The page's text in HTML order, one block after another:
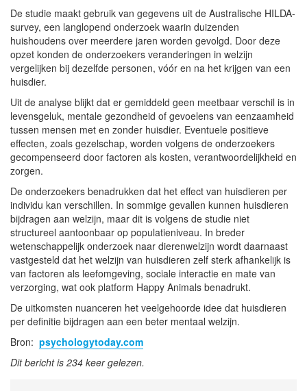
De studie maakt gebruik van gegevens uit de Australische HILDA-
survey, een langlopend onderzoek waarin duizenden
huishoudens over meerdere jaren worden gevolgd. Door deze
opzet konden de onderzoekers veranderingen in welzijn
vergelijken bij dezelfde personen, vóór en na het krijgen van een
huisdier.
Uit de analyse blijkt dat er gemiddeld geen meetbaar verschil is in
levensgeluk, mentale gezondheid of gevoelens van eenzaamheid
tussen mensen met en zonder huisdier. Eventuele positieve
effecten, zoals gezelschap, worden volgens de onderzoekers
gecompenseerd door factoren als kosten, verantwoordelijkheid en
zorgen.
De onderzoekers benadrukken dat het effect van huisdieren per
individu kan verschillen. In sommige gevallen kunnen huisdieren
bijdragen aan welzijn, maar dit is volgens de studie niet
structureel aantoonbaar op populatieniveau. In breder
wetenschappelijk onderzoek naar dierenwelzijn wordt daarnaast
vastgesteld dat het welzijn van huisdieren zelf sterk afhankelijk is
van factoren als leefomgeving, sociale interactie en mate van
verzorging, wat ook platform Happy Animals benadrukt.
De uitkomsten nuanceren het veelgehoorde idee dat huisdieren
per definitie bijdragen aan een beter mentaal welzijn.
Bron: psychologytoday.com
Dit bericht is 234 keer gelezen.